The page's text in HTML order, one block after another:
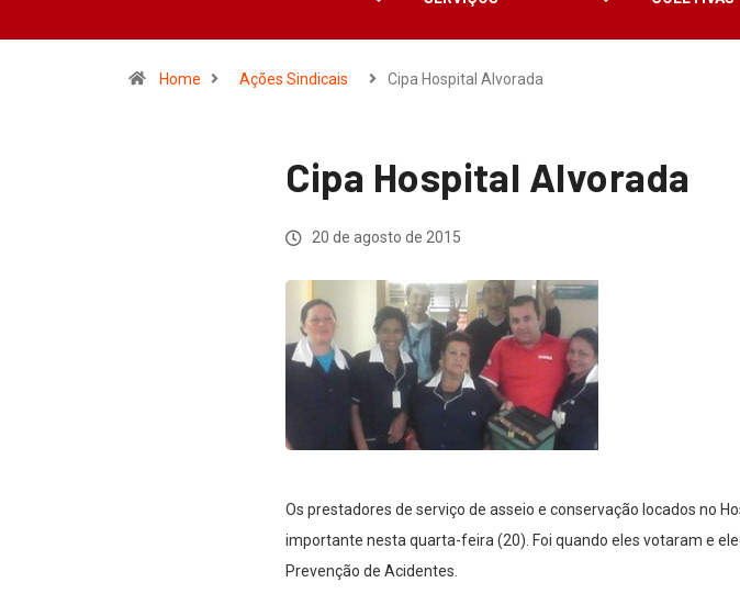
Home Ações Sindicais Cipa Hospital Alvorada
Cipa Hospital Alvorada
20 de agosto de 2015
Os prestadores de serviço de asseio e conservação locados no
importante nesta quarta-feira (20). Foi quando eles votaram e
Prevenção de Acidentes.